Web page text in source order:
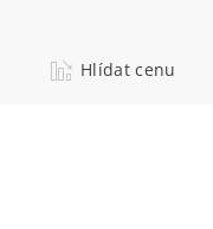
Hlídat cenu